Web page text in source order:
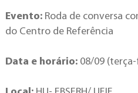
Evento: Roda de conversa
do Centro de Referência
Data e horário: 08/09